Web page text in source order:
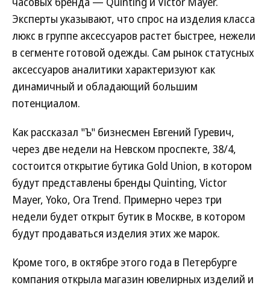
Эксперты указывают, что спрос на изделия класса
люкс в группе аксессуаров растет быстрее, нежели
в сегменте готовой одежды. Сам рынок статусных
аксессуаров аналитики характеризуют как
динамичный и обладающий большим
потенциалом.
Как рассказал "Ъ" бизнесмен Евгений Гуревич,
через две недели на Невском проспекте, 38/4,
состоится открытие бутика Gold Union, в котором
будут представлены бренды Quinting, Victor
Mayer, Yoko, Ora Trend. Примерно через три
недели будет открыт бутик в Москве, в котором
будут продаваться изделия этих же марок.
Кроме того, в октябре этого года в Петербурге
компания открыла магазин ювелирных изделий и